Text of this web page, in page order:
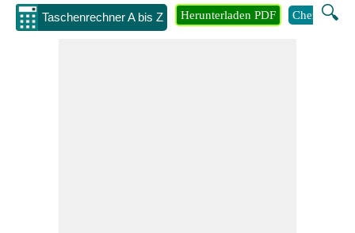
Taschenrechner A bis Z 🔍
Herunterladen PDF Chemie